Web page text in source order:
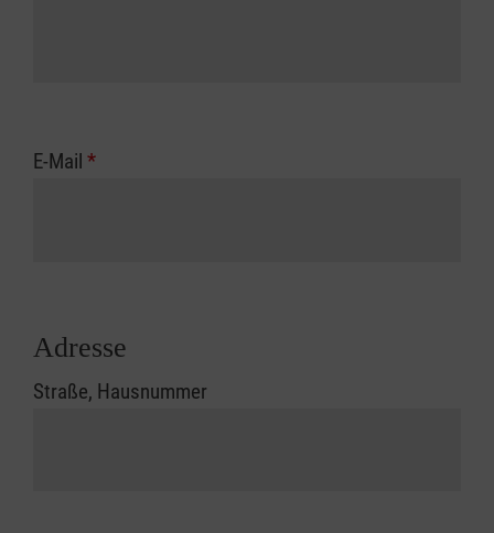
E-Mail *
Adresse
Straße, Hausnummer